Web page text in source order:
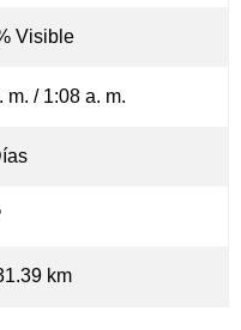
Visible
m. / 1:08 a. m.
km